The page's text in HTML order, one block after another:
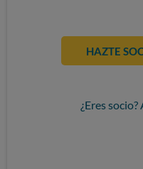
HAZTE
¿Eres